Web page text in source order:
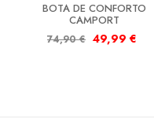
BOTA DE CONFORTO
CAMPORT
74,90€ 49,99 €